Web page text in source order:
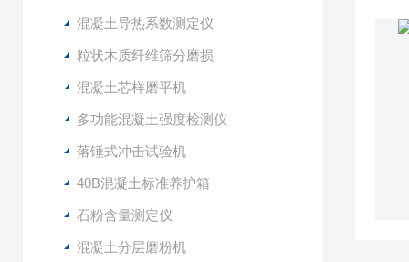
混凝土导热系数测定仪
粒状木质纤维筛分磨损
混凝土芯样磨平机
多功能混凝土强度检测仪
落锤式冲击试验机
40B混凝土标准养护箱
石粉含量测定仪
混凝土分层磨粉机